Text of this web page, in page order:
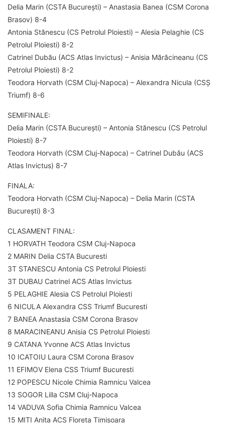
Delia Marin (CSTA București) – Anastasia Banea (CSM Corona
Brasov) 8-4
Antonia Stănescu (CS Petrolul Ploiesti) – Alesia Pelaghie (CS
Petrolul Ploiesti) 8-2
Catrinel Dubău (ACS Atlas Invictus) – Anisia Mărăcineanu (CS
Petrolul Ploiesti) 8-2
Teodora Horvath (CSM Cluj-Napoca) – Alexandra Nicula (CSȘ
Triumf) 8-6
SEMIFINALE:
Delia Marin (CSTA București) – Antonia Stănescu (CS Petrolul
Ploiesti) 8-7
Teodora Horvath (CSM Cluj-Napoca) – Catrinel Dubău (ACS
Atlas Invictus) 8-7
FINALA:
Teodora Horvath (CSM Cluj-Napoca) – Delia Marin (CSTA
București) 8-3
CLASAMENT FINAL:
1 HORVATH Teodora CSM Cluj-Napoca
2 MARIN Delia CSTA Bucuresti
3T STANESCU Antonia CS Petrolul Ploiesti
3T DUBAU Catrinel ACS Atlas Invictus
5 PELAGHIE Alesia CS Petrolul Ploiesti
6 NICULA Alexandra CSS Triumf Bucuresti
7 BANEA Anastasia CSM Corona Brasov
8 MARACINEANU Anisia CS Petrolul Ploiesti
9 CATANA Yvonne ACS Atlas Invictus
10 ICATOIU Laura CSM Corona Brasov
11 EFIMOV Elena CSS Triumf Bucuresti
12 POPESCU Nicole Chimia Ramnicu Valcea
13 SOGOR Lilla CSM Cluj-Napoca
14 VADUVA Sofia Chimia Ramnicu Valcea
15 MITI Anita ACS Floreta Timisoara